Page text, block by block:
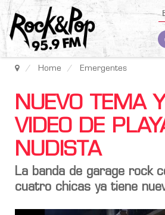
Home Emergentes
NUEVO TEMA Y
VIDEO DE
NUDISTA
La banda de garage rock
cuatro chicas ya tiene